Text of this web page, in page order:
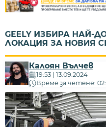
GEELY ИЗБИРА НАЙ-
ЛОКАЦИЯ ЗА НОВИЯ
Калоян Вълчев
19:53 | 13.09.2024
Време за четене: